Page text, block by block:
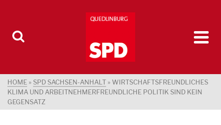
HOME » SPD SACHSEN-ANHALT » WIRTSCHAFTSFREUNDLICHES
KLIMA UND ARBEITNEHMERFREUNDLICHE POLITIK SIND KEIN
GEGENSATZ